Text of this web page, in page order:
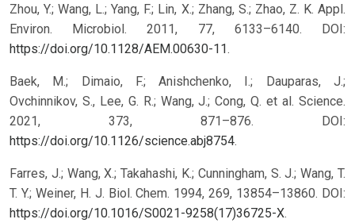
Zhou, Y.; Wang, L.; Yang, F.; Lin, X.; Zhang, S.; Zhao, Z. K. Appl.
Environ. Microbiol. 2011, 77, 6133–6140. DOI:
https://doi.org/10.1128/AEM.00630-11.
Baek, M.; Dimaio, F.; Anishchenko, I.; Dauparas, J.;
Ovchinnikov, S., Lee, G. R.; Wang, J.; Cong, Q. et al. Science.
2021, 373, 871–876. DOI:
https://doi.org/10.1126/science.abj8754.
Farres, J.; Wang, X.; Takahashi, K.; Cunningham, S. J.; Wang, T.
T. Y.; Weiner, H. J. Biol. Chem. 1994, 269, 13854–13860. DOI:
https://doi.org/10.1016/S0021-9258(17)36725-X.